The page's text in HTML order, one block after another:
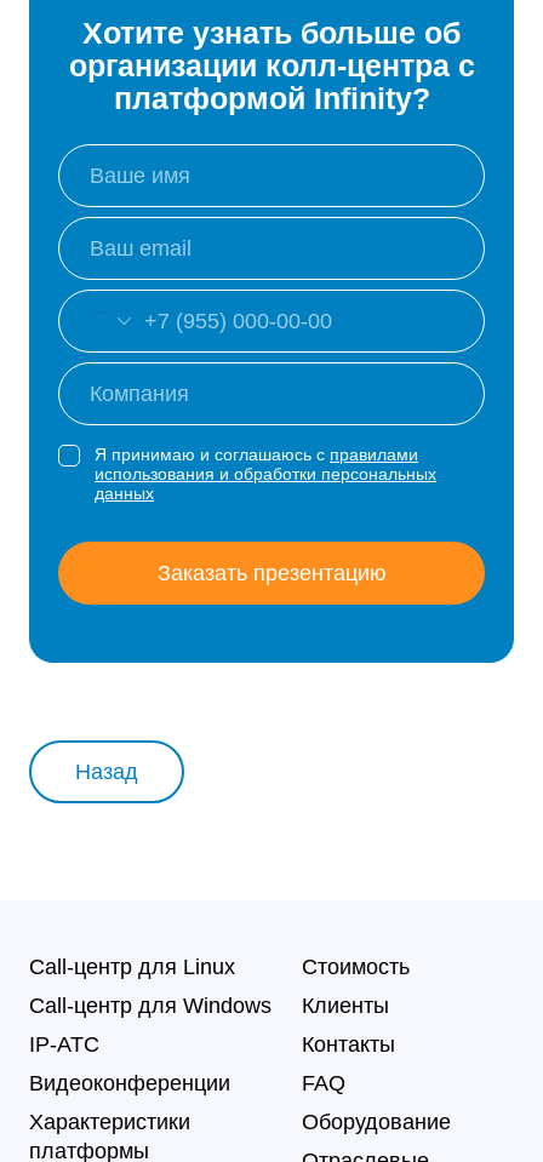
Хотите узнать больше об
организации колл-центра с
платформой Infinity?
Я принимаю и соглашаюсь с правилами
использования и обработки персональных
данных
Заказать презентацию
Назад
Call-центр для Linux
Call-центр для Windows
IP-АТС
Видеоконференции
Характеристики
платформы
Стоимость
Клиенты
Контакты
FAQ
Оборудование